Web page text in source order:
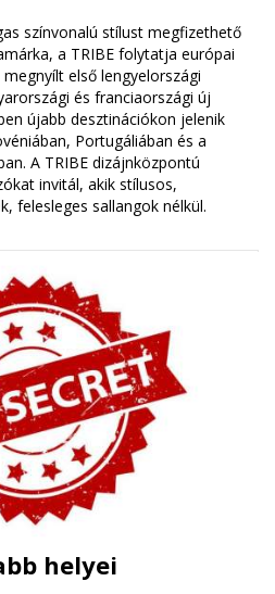
színvonalú stílust megfizethető
a TRIBE folytatja európai
első lengyelországi
és franciaországi új
újabb desztinációkon jelenik
Portugáliában és a
A TRIBE dizájnközpontú
invitál, akik stílusos,
felesleges sallangok nélkül.
helyei